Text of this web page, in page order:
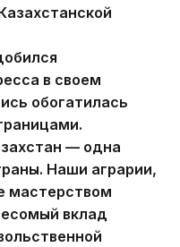
в своем
обогатилась
— одна
Наши аграрии,
мастерством
вклад